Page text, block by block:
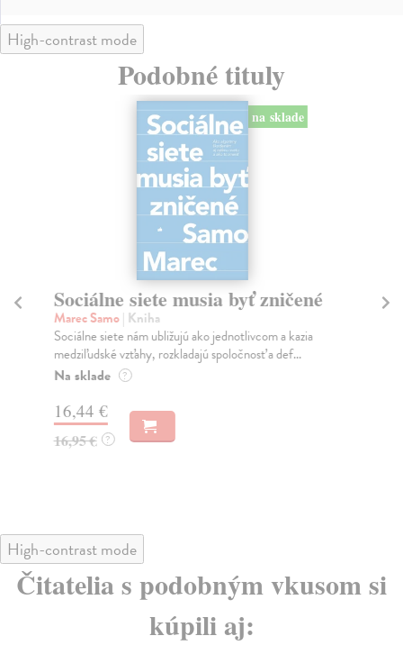
High-contrast mode
Podobné tituly
na sklade
Sociálne siete musia byť zničené
Marec Samo| Kniha
Sociálne siete nám ubližujú ako jednotlivcom a kazia
medziľudské vzťahy, rozkladajú spoločnosť a def...
Na sklade ?
16,44 €
16,95 € ?
High-contrast mode
Čitatelia s podobným vkusom si
kúpili aj: